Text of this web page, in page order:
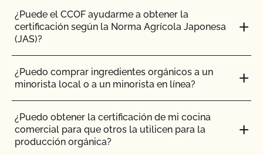
¿Puedo utilizar un pienso no orgánico para el
ganado orgánico?
¿Puedo utilizar antibióticos en mis animales y
mantener su condición orgánica?
¿Puedo utilizar cualquier matadero para procesar
mis animales orgánicos?
¿Puede el CCOF ayudarme a obtener la
certificación según la Norma Agrícola Japonesa
(JAS)?
¿Puedo comprar ingredientes orgánicos a un
minorista local o a un minorista en línea?
¿Puedo obtener la certificación de mi cocina
comercial para que otros la utilicen para la
producción orgánica?